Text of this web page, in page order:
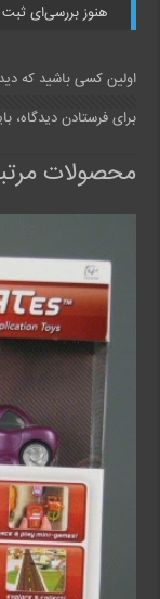
هنوز بررسی‌ای
اولین کسی باشید که
برای فرستادن دیدگاه،
محصولات